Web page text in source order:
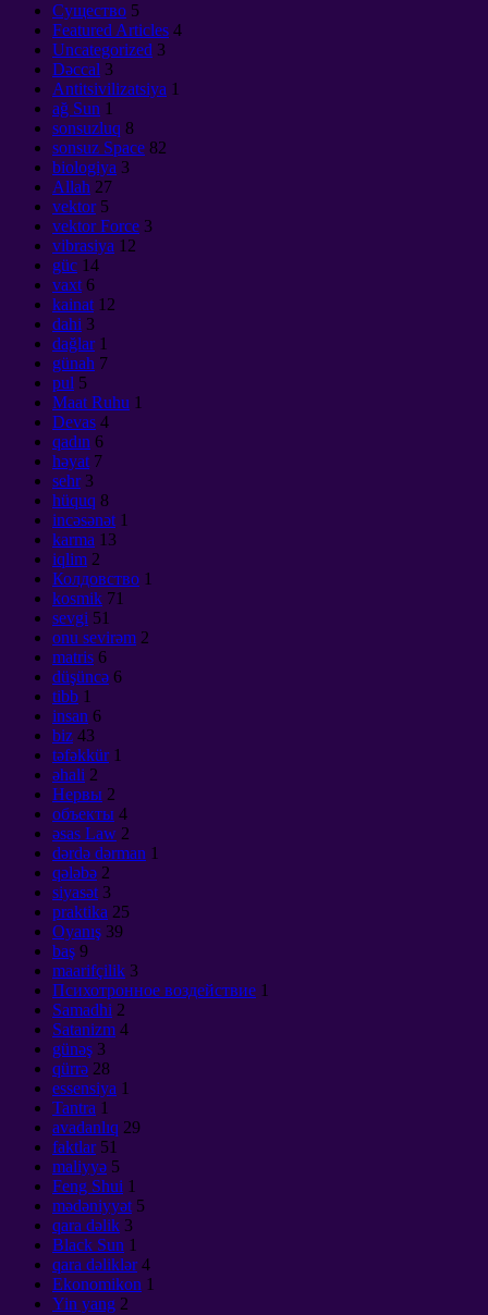
Cущество 5
Featured Articles 4
Uncategorized 3
Dəccal 3
Antitsivilizatsiya 1
ağ Sun 1
sonsuzluq 8
sonsuz Space 82
biologiya 3
Allah 27
vektor 5
vektor Force 3
vibrasiya 12
güc 14
vaxt 6
kainat 12
dahi 3
dağlar 1
günah 7
pul 5
Maat Ruhu 1
Devas 4
qadın 6
həyat 7
sehr 3
hüquq 8
incəsənət 1
karma 13
iqlim 2
Колдовство 1
kosmik 71
sevgi 51
onu sevirəm 2
matris 6
düşüncə 6
tibb 1
insan 6
biz 43
təfəkkür 1
əhali 2
Нервы 2
объекты 4
əsas Law 2
dərdə dərman 1
qələbə 2
siyasət 3
praktika 25
Oyanış 39
baş 9
maarifçilik 3
Психотронное воздействие 1
Samadhi 2
Satanizm 4
günəş 3
qürrə 28
essensiya 1
Tantra 1
avadanlıq 29
faktlar 51
maliyyə 5
Feng Shui 1
mədəniyyət 5
qara dəlik 3
Black Sun 1
qara dəliklər 4
Ekonomikon 1
Yin yang 2